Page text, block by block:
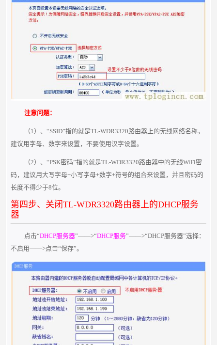
注意问题：
（1）、“SSID”指的就是TL-WDR3320路由器上的无线网络名称，
建议用字母、数字来设置，不要使用汉字设置。
（2）、“PSK密码”指的就是TL-WDR3320路由器中的无线WiFi密
码，建议用大写字母+小写字母+数字+符号的组合来设置，并且密码的
长度不得少于8位。
第四步、关闭TL-WDR3320路由器上的DHCP服务
器
点击“DHCP服务器”——>“DHCP服务”——>“DHCP服务器”选择：
不启用——>点击“保存”。